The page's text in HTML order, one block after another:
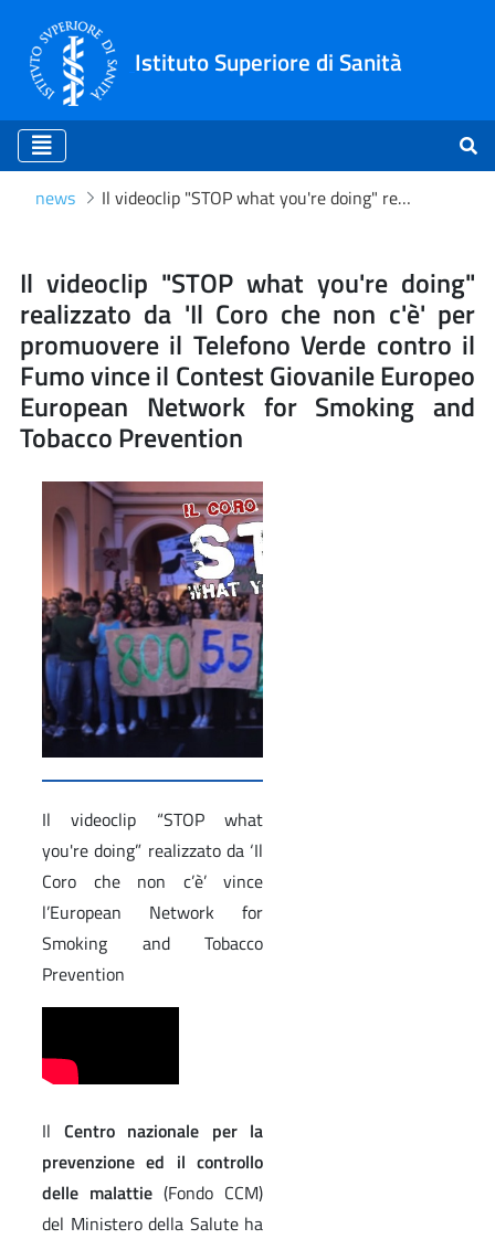
Istituto Superiore di Sanità
news Il videoclip "STOP what you're doing" realizzato da 'Il Coro che non c'è' per promuovere il Telefono Verde contro il Fumo vince il Contest Giovanile Europeo European Network for Smoking and Tobacco Prevention
Il videoclip "STOP what
Il videoclip "STOP what you're doing"
realizzato da 'Il Coro che non c'è' per
promuovere il Telefono Verde contro il
Fumo vince il Contest Giovanile Europeo
European Network for Smoking and
Tobacco Prevention
Il videoclip “STOP what
you're doing” realizzato da ‘Il
Coro che non c’è’ vince
l’European Network for
Smoking and Tobacco
Prevention
Il Centro nazionale per la
prevenzione ed il controllo
delle malattie (Fondo CCM)
del Ministero della Salute ha